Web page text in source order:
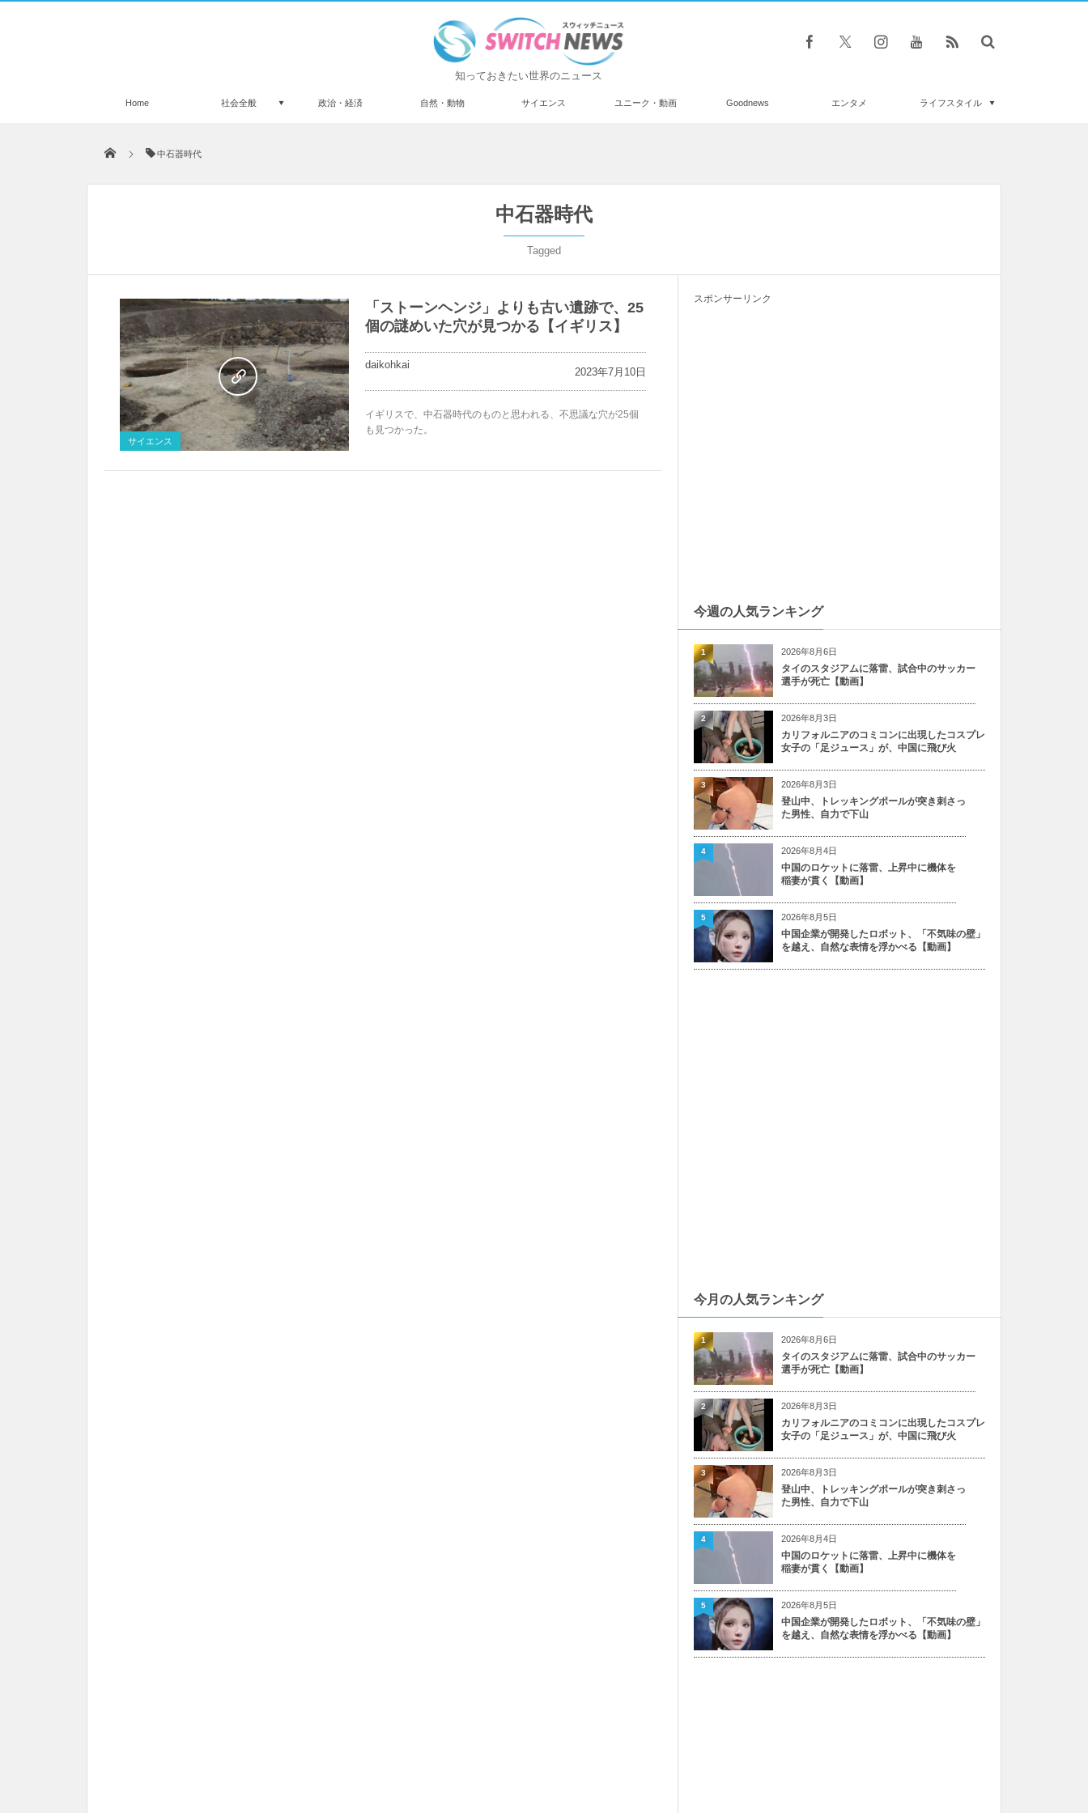
知っておきたい世界のニュース
Home 社会全般 政治・経済 自然・動物 サイエンス ユニーク・動画 Goodnews エンタメ ライフスタイル
中石器時代
中石器時代
Tagged
サイエンス
「ストーンヘンジ」よりも古い遺跡で、25
個の謎めいた穴が見つかる【イギリス】
daikohkai
2023年7月10日
イギリスで、中石器時代のものと思われる、不思議な穴が25個
も見つかった。
スポンサーリンク
今週の人気ランキング
2026年8月6日
タイのスタジアムに落雷、試合中のサッカー
選手が死亡【動画】
1
2026年8月3日
カリフォルニアのコミコンに出現したコスプレ
女子の「足ジュース」が、中国に飛び火
2
2026年8月3日
登山中、トレッキングポールが突き刺さっ
た男性、自力で下山
3
2026年8月4日
中国のロケットに落雷、上昇中に機体を
稲妻が貫く【動画】
4
2026年8月5日
中国企業が開発したロボット、「不気味の壁」
を越え、自然な表情を浮かべる【動画】
5
今月の人気ランキング
2026年8月6日
タイのスタジアムに落雷、試合中のサッカー
選手が死亡【動画】
1
2026年8月3日
カリフォルニアのコミコンに出現したコスプレ
女子の「足ジュース」が、中国に飛び火
2
2026年8月3日
登山中、トレッキングポールが突き刺さっ
た男性、自力で下山
3
2026年8月4日
中国のロケットに落雷、上昇中に機体を
稲妻が貫く【動画】
4
2026年8月5日
中国企業が開発したロボット、「不気味の壁」
を越え、自然な表情を浮かべる【動画】
5